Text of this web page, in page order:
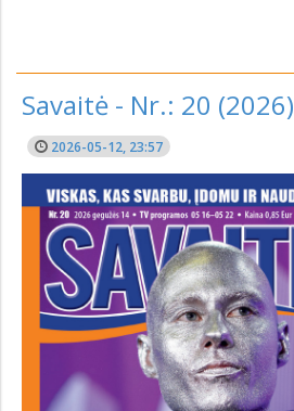
Savaitė - Nr.: 20 (2026)
2026-05-12, 23:57